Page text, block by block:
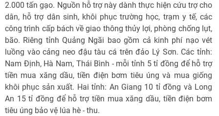
2.000 tấn gạo. Nguồn hỗ trợ này dành thực hiện cứu trợ cho
dân, hỗ trợ dân sinh, khôi phục trường học, trạm y tế, các
công trình cấp bách về giao thông thủy lợi, phòng chống lụt,
bão. Riêng tỉnh Quảng Ngãi bao gồm cả kinh phí nạo vét
luồng vào cảng neo đậu tàu cá trên đảo Lý Sơn. Các tỉnh:
Nam Định, Hà Nam, Thái Bình - mỗi tỉnh 5 tỉ đồng để hỗ trợ
tiền mua xăng dầu, tiền điện bơm tiêu úng và mua giống
khôi phục sản xuất. Hai tỉnh: An Giang 10 tỉ đồng và Long
An 15 tỉ đồng để hỗ trợ tiền mua xăng dầu, tiền điện bơm
tiêu úng bảo vệ lúa hè - thu.